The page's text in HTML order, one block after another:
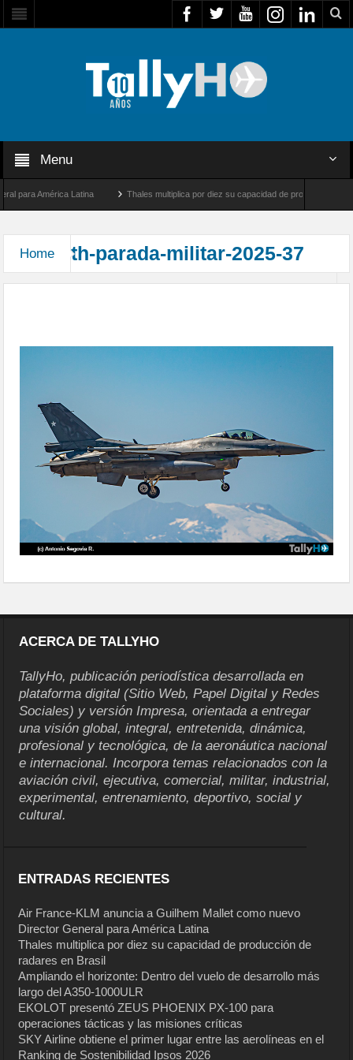
Menu
para América Latina Thales multiplica por diez su capacidad de producción de
Home th-parada-militar-2025-37
ACERCA DE TALLYHO
TallyHo, publicación periodística desarrollada en
plataforma digital (Sitio Web, Papel Digital y Redes
Sociales) y versión Impresa, orientada a entregar
una visión global, integral, entretenida, dinámica,
profesional y tecnológica, de la aeronáutica nacional
e internacional. Incorpora temas relacionados con la
aviación civil, ejecutiva, comercial, militar, industrial,
experimental, entrenamiento, deportivo, social y
cultural.
ENTRADAS RECIENTES
Air France-KLM anuncia a Guilhem Mallet como nuevo
Director General para América Latina
Thales multiplica por diez su capacidad de producción de
radares en Brasil
Ampliando el horizonte: Dentro del vuelo de desarrollo más
largo del A350-1000ULR
EKOLOT presentó ZEUS PHOENIX PX-100 para
operaciones tácticas y las misiones críticas
SKY Airline obtiene el primer lugar entre las aerolíneas en el
Ranking de Sostenibilidad Ipsos 2026